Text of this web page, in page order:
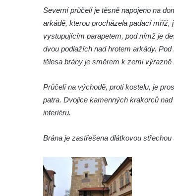
Severní průčelí je těsně napojeno na
arkádě, kterou procházela padací mříž,
vystupujícím parapetem, pod nímž je
dvou podlažích nad hrotem arkády.
tělesa brány je směrem k zemi
Průčelí na východě, proti kostelu, je
patra. Dvojice kamenných krakorců
interiéru.
Brána je zastřešena dlátkovou